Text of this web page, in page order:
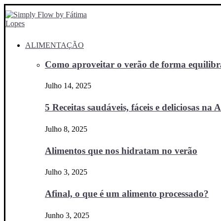
ALIMENTAÇÃO
Como aproveitar o verão de forma
Julho 14, 2025
5 Receitas saudáveis, fáceis e deliciosas na
Julho 8, 2025
Alimentos que nos hidratam no verão
Julho 3, 2025
Afinal, o que é um alimento processado?
Junho 3, 2025